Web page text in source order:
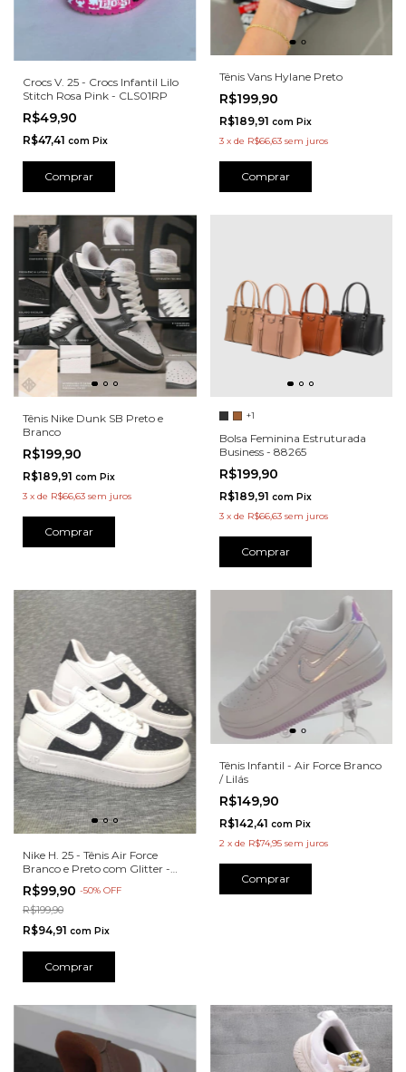
Crocs V. 25 - Crocs Infantil Lilo
Stitch Rosa Pink - CLS01RP
R$49,90
R$47,41 com Pix
Comprar
Tênis Vans Hylane Preto
R$199,90
R$189,91 com Pix
3 x de R$66,63 sem juros
Comprar
Tênis Nike Dunk SB Preto e
Branco
R$199,90
R$189,91 com Pix
3 x de R$66,63 sem juros
Comprar
+1
Bolsa Feminina Estruturada
Business - 88265
R$199,90
R$189,91 com Pix
3 x de R$66,63 sem juros
Comprar
Nike H. 25 - Tênis Air Force
Branco e Preto com Glitter -
N218BRPTG
R$99,90 -50% OFF
R$199,90
R$94,91 com Pix
Comprar
Tênis Infantil - Air Force Branco
/ Lilás
R$149,90
R$142,41 com Pix
2 x de R$74,95 sem juros
Comprar